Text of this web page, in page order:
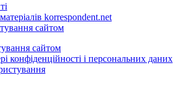
korrespondent.net
сайтом
сайтом
конфіденційності і персональних даних